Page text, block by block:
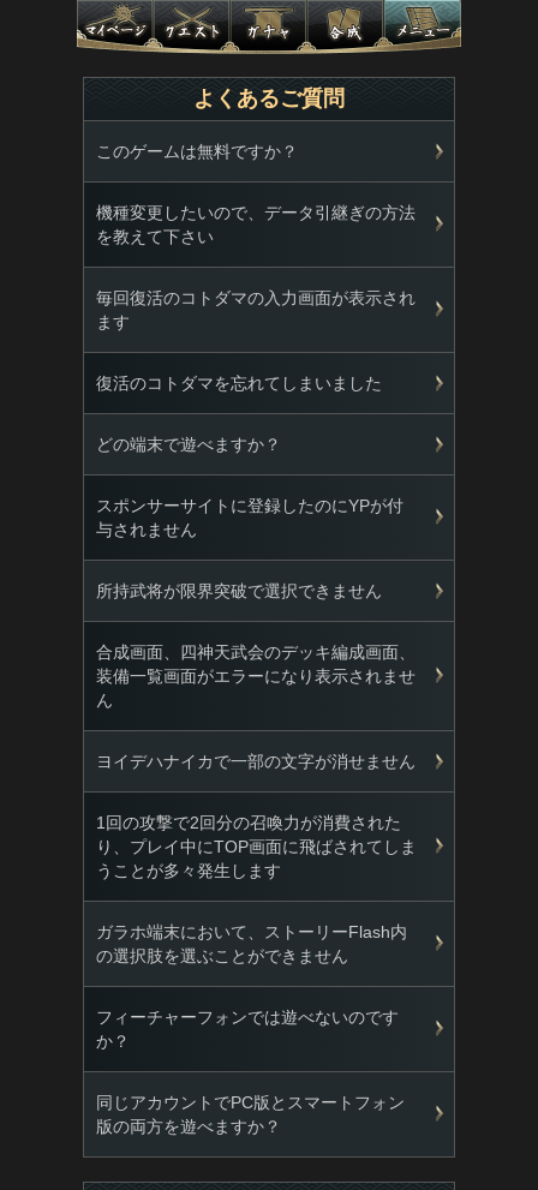
よくあるご質問
このゲームは無料ですか？
機種変更したいので、データ引継ぎの方法
を教えて下さい
毎回復活のコトダマの入力画面が表示され
ます
復活のコトダマを忘れてしまいました
どの端末で遊べますか？
スポンサーサイトに登録したのにYPが付
与されません
所持武将が限界突破で選択できません
合成画面、四神天武会のデッキ編成画面、
装備一覧画面がエラーになり表示されませ
ん
ヨイデハナイカで一部の文字が消せません
1回の攻撃で2回分の召喚力が消費された
り、プレイ中にTOP画面に飛ばされてしま
うことが多々発生します
ガラホ端末において、ストーリーFlash内
の選択肢を選ぶことができません
フィーチャーフォンでは遊べないのです
か？
同じアカウントでPC版とスマートフォン
版の両方を遊べますか？